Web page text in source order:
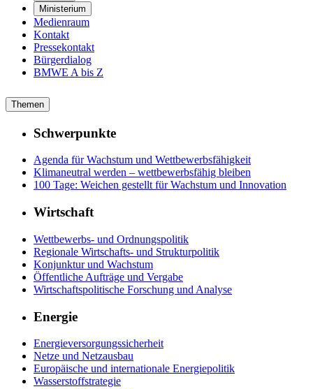
Ministerium
Medienraum
Kontakt
Pressekontakt
Bürgerdialog
BMWE A bis Z
Themen
Schwerpunkte
Agenda für Wachstum und Wettbewerbsfähigkeit
Klimaneutral werden – wettbewerbsfähig bleiben
100 Tage: Weichen gestellt für Wachstum und Innovation
Wirtschaft
Wettbewerbs- und Ordnungspolitik
Regionale Wirtschafts- und Strukturpolitik
Konjunktur und Wachstum
Öffentliche Aufträge und Vergabe
Wirtschaftspolitische Forschung und Analyse
Energie
Energieversorgungssicherheit
Netze und Netzausbau
Europäische und internationale Energiepolitik
Wasserstoffstrategie